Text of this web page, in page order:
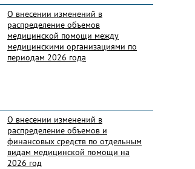
О внесении изменений в
распределение объемов
медицинской помощи между
медицинскими организациями по
периодам 2026 года
О внесении изменений в
распределение объемов и
финансовых средств по отдельным
видам медицинской помощи на
2026 год